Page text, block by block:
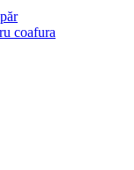
coafura